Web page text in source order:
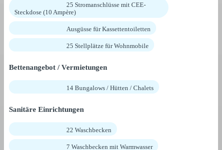
25 Stromanschlüsse mit CEE-
Steckdose (10 Ampère)
Ausgüsse für Kassettentoiletten
25 Stellplätze für Wohnmobile
Bettenangebot / Vermietungen
14 Bungalows / Hütten / Chalets
Sanitäre Einrichtungen
22 Waschbecken
7 Waschbecken mit Warmwasser